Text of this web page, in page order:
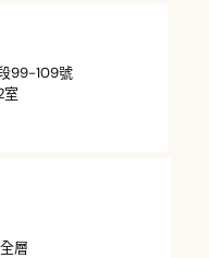
99-109號
室
層